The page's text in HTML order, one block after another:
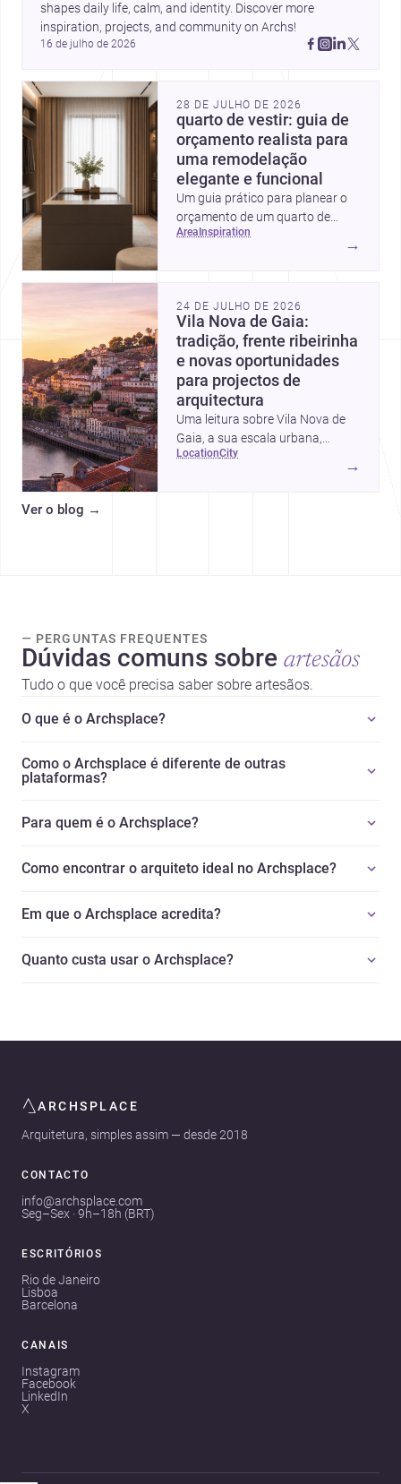
shapes daily life, calm, and identity. Discover more
inspiration, projects, and community on Archs!
16 de julho de 2026
28 DE JULHO DE 2026
quarto de vestir: guia de
orçamento realista para
uma remodelação
elegante e funcional
Um guia prático para planear o
orçamento de um quarto de
vestir em Portugal, com
escondidas.
area inspiration
→
24 DE JULHO DE 2026
Vila Nova de Gaia:
tradição, frente ribeirinha
e novas oportunidades
para projectos de
arquitectura
Uma leitura sobre Vila Nova de
Gaia, a sua escala urbana,
património arquitectónico e
location city
→
Ver o blog →
— PERGUNTAS FREQUENTES
Dúvidas comuns sobre artesãos
Tudo o que você precisa saber sobre artesãos.
O que é o Archsplace?
Como o Archsplace é diferente de outras
plataformas?
Para quem é o Archsplace?
Como encontrar o arquiteto ideal no Archsplace?
Em que o Archsplace acredita?
Quanto custa usar o Archsplace?
ARCHSPLACE
Arquitetura, simples assim — desde 2018
CONTACTO
info@archsplace.com
Seg–Sex · 9h–18h (BRT)
ESCRITÓRIOS
Rio de Janeiro
Lisboa
Barcelona
CANAIS
Instagram
Facebook
LinkedIn
X